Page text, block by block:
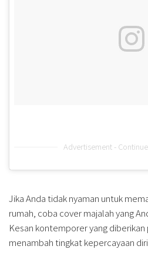
Advertisement -
Jika Anda tidak nyaman untuk
rumah, coba cover majalah yang
Kesan kontemporer yang
menambah tingkat kepercayaan